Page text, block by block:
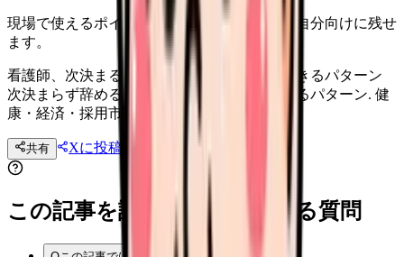
現場で使えるポイントを、同僚やあとで読む自分向けに残せ
ます。
看護師、次決まる前に辞めるリスクと許容できるパターン
次決まらず辞める看護師のリスクと許容できるパターン. 健
康・経済・採用市場の 3 軸で判断.
共有 Xに投稿 投稿文コピー
この記事を読む前後によくある質問